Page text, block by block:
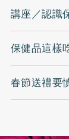
講座／認識
保健品這樣
春節送禮要